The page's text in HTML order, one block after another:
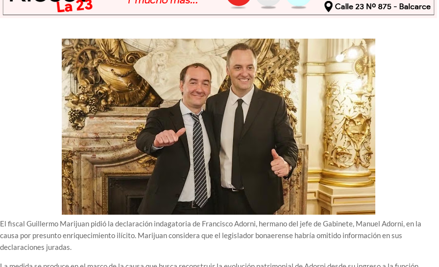
El fiscal Guillermo Marijuan pidió la declaración indagatoria de Francisco Adorni, hermano del jefe de Gabinete, Manuel Adorni, en la
causa por presunto enriquecimiento ilícito. Marijuan considera que el legislador bonaerense habría omitido información en sus
declaraciones juradas.